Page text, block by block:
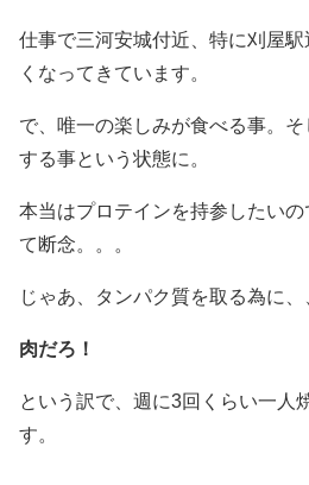
仕事で三河安城付近、特に刈屋
くなってきています。
で、唯一の楽しみが食べる事。
する事という状態に。
本当はプロテインを持参したい
て断念。。。
じゃあ、タンパク質を取る為に、
肉だろ！
という訳で、週に3回くらい一人
す。